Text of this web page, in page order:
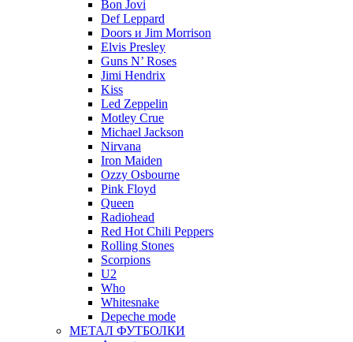
Bon Jovi
Def Leppard
Doors и Jim Morrison
Elvis Presley
Guns N’ Roses
Jimi Hendrix
Kiss
Led Zeppelin
Motley Crue
Michael Jackson
Nirvana
Iron Maiden
Ozzy Osbourne
Pink Floyd
Queen
Radiohead
Red Hot Chili Peppers
Rolling Stones
Scorpions
U2
Who
Whitesnake
Depeche mode
МЕТАЛ ФУТБОЛКИ